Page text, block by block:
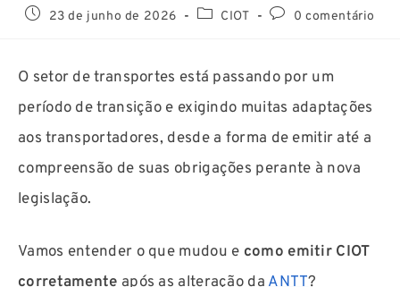
23 de junho de 2026 CIOT 0 comentário
O setor de transportes está passando por um
período de transição e exigindo muitas adaptações
aos transportadores, desde a forma de emitir até a
compreensão de suas obrigações perante à nova
legislação.
Vamos entender o que mudou e como emitir CIOT
corretamente após as alteração daANTT?